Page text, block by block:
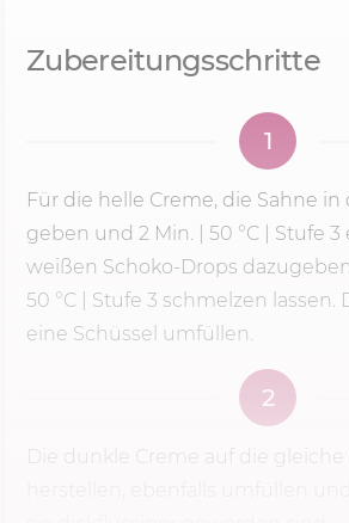
Zubereitungsschritte
1
Für die helle Creme, die Sahne
geben und 2 Min. 50 °C Stufe 3
weißen Schoko-Drops
50 °C
Stufe 3 schmelzen lassen.
eine Schüssel umfüllen.
2
Die dunkle Creme auf die gleiche